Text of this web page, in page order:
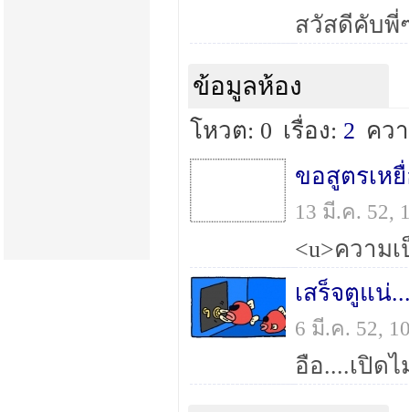
ข้อมูลห้อง
โหวต: 0 เรื่อง: 2 คว
13 มี.ค. 52,
เสร็จตูแน่
6 มี.ค. 52,
อือ....เปิด